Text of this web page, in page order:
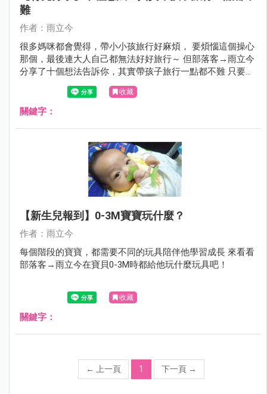
難
作者：雨立今
很多媽咪都會覺得，帶小小孩旅行好麻煩， 要煩惱這個操心
那個，最後連大人自己都無法好好旅行～ 但部落客→雨立今
分享了十個想法告訴你，其實帶孩子旅行一點都不難 只要心
態轉一下，一家人就能擁有珍貴美好的回憶喔！
收藏
關鍵字：
【新生兒報到】0-3M寶寶玩什麼？
作者：雨立今
每個階段的寶寶，都需要不同的玩具陪伴他學習成長 來看看
部落客→雨立今在寶貝0-3M時都給他玩什麼玩具吧！
收藏
關鍵字：
← 上一頁 1 下一頁 →